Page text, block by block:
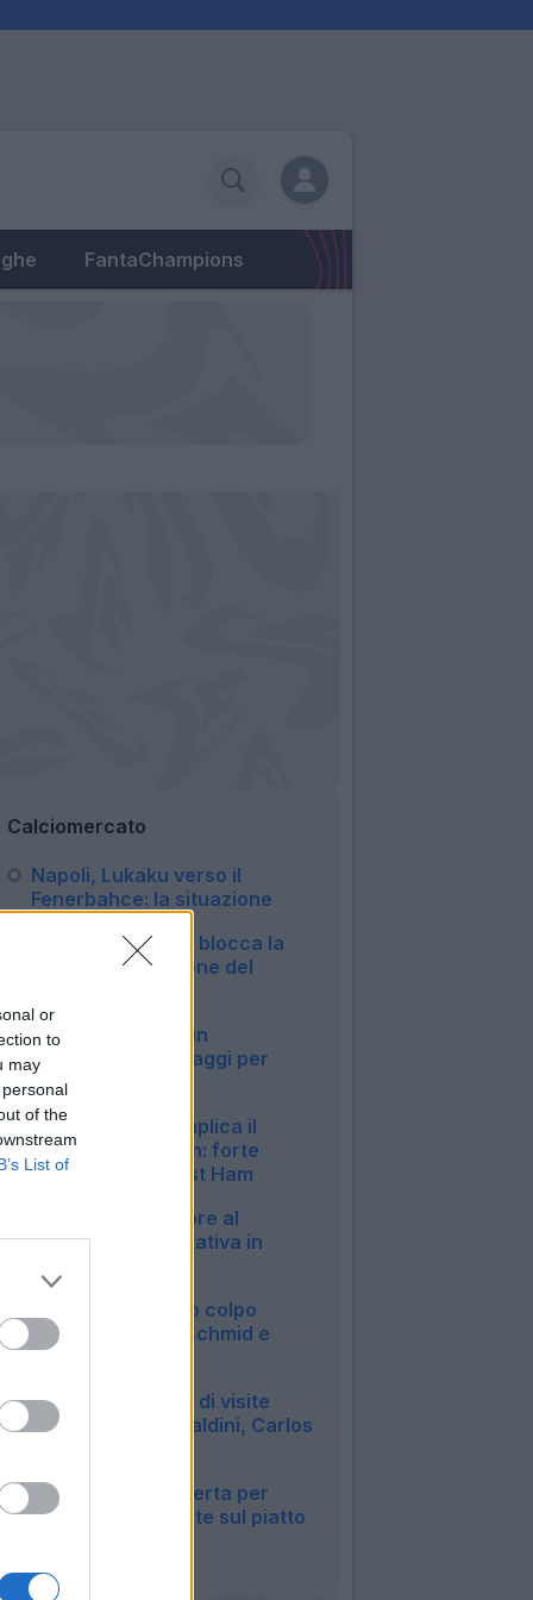
or
to
may
of the
List of
FantaChampions
Calciomercato
Napoli, Lukaku verso il
Fenerbahce: la situazione
Lazio-Ivanovic, si blocca la
trattativa: decisione del
21:14
Genoa, si cerca un
attaccante: sondaggi per
Dallinga e Piccoli
14:41
Fiorentina, si complica il
ritorno di Solomon: forte
interesse del West Ham
Napoli, Lukaku apre al
Fenerbahce: trattativa in
13:06
Frosinone, doppio colpo
austriaco: vicini Schmid e
Grillitsch
Cagliari, giornate di visite
mediche: ecco Maldini, Carlos
Parma, nuova offerta per
Suzuki: il PSG mette sul piatto